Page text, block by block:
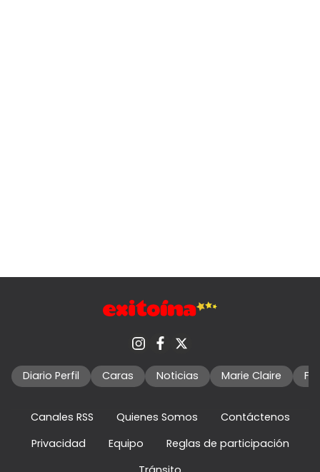
Diario Perfil Caras Noticias Marie Claire
Canales RSS Quienes Somos
Contáctenos
Privacidad
Equipo
Reglas de participación